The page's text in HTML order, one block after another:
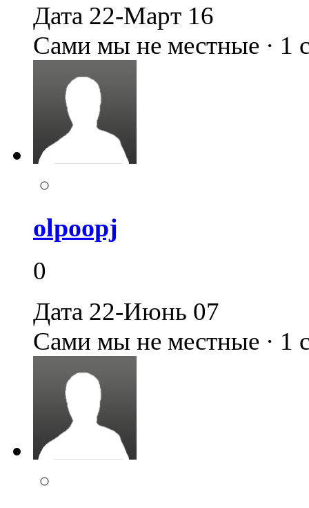
Дата 22-Март 16
Сами мы не местные · 1
olpoopj
0
Дата 22-Июнь 07
Сами мы не местные · 1